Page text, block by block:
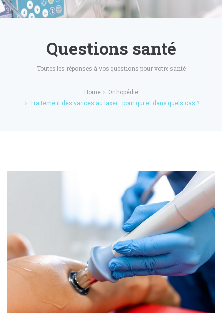
Questions santé
Toutes les réponses à vos questions pour votre santé
Home
Orthopédie
Traitement des varices au laser : pour qui et dans quels cas ?